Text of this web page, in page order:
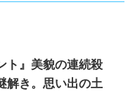
ト』美貌の連続殺
解き。思い出の土